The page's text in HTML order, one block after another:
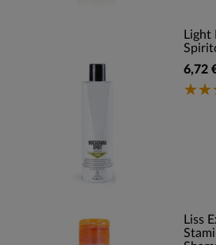
Light
6,72
Liss